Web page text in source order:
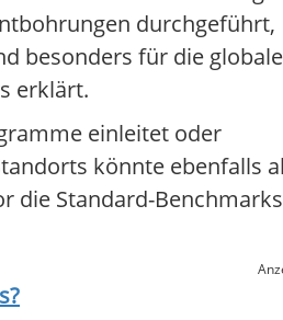
durchgeführt,
besonders für die globale
erklärt.
einleitet oder
könnte ebenfalls
die Standard-
?